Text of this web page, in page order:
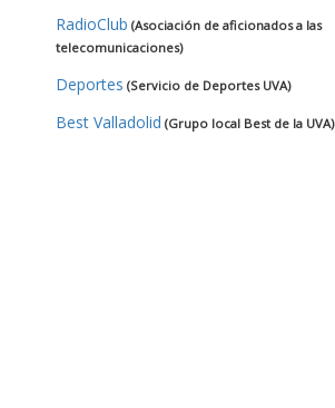
RadioClub (Asociación de aficionados a las
telecomunicaciones)
Deportes (Servicio de Deportes UVA)
Best Valladolid (Grupo local Best de la UVA)